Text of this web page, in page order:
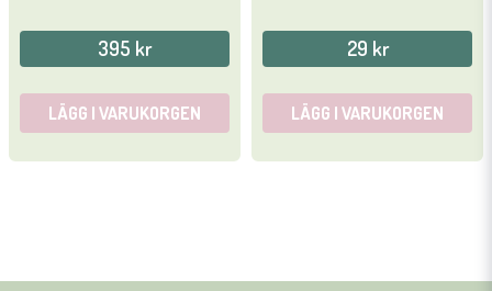
395 kr
LÄGG I VARUKORGEN
29 kr
LÄGG I VARUKORGEN